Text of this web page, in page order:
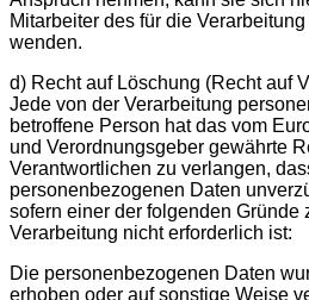
Mitarbeiter des für die
wenden.
d) Recht auf Löschung (Recht auf
Jede von der Verarbeitung
betroffene Person hat das vom
und Verordnungsgeber gewährte
Verantwortlichen zu verlangen,
personenbezogenen Daten
sofern einer der folgenden Gründe
Verarbeitung nicht erforderlich ist:
Die personenbezogenen Daten
erhoben oder auf sonstige Weise